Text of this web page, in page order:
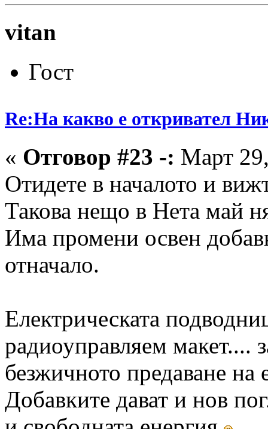
vitan
Гост
Re:На какво е откривател
« Отговор #23 -: Март
Отидете в началото и
Такова нещо в Нета май
Има промени освен
отначало.
Електрическата
радиоуправляем макет....
безжичното предаване на
Добавките дават и нов